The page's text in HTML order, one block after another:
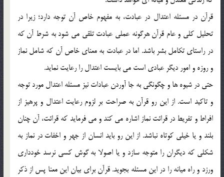
قرآن در مسئله اعتدال در عبادت، به مفهوم خاص آن توجه دارد؛ زيرا در
تحليل كلي و عام قرآن هرگونه عملي عبادت تلقي مي شود به شرط آن كه
در راستاي تكامل بشر باشد. اما در عبادت به معناي خاص آن كه شامل نماز
و روزه و امور ديگر عبادي است مي بايست اعتدال را رعايت نمايد.
حتي در شيوه ها و چگونگي به جا آوردن عبادات نيز مسئله اعتدال مورد توجه
و تاكيد است. از اين رو قرآن به صراحت بر لزوم رعايت اعتدال و پرهيز از
افراط و تفريط در قرائت نماز اشاره مي كند و مي فرمايد كه قرائت، آن چنان
بلند و يا خيلي كوتاه نباشد. از اين رو بايد انسان از جهر و اخفات در نماز به
شكلي كه ديگران را متوجه سازد و يا اصولا به گوش كسي نرسد خودداري
ورزد و راه ميانه را در اين مسئله بجويد. قرآن براي بيان اين معنا پس از ذكر